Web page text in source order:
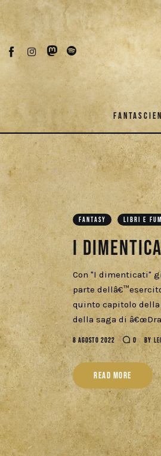
Fantascienza
Fantasy
Recensioni
Libri e fumetti
Cercatori
Download
FANTASY LIBRI E
I
Con "I dimenticati"
parte
quinto capitolo
della saga di
8 AGOSTO 2022 0 BY
READ MORE